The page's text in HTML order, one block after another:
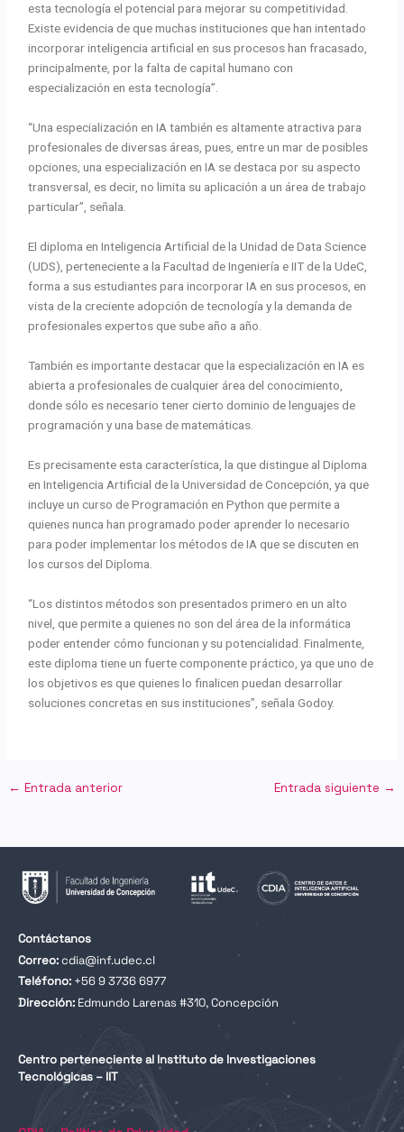
esta tecnología el potencial para mejorar su competitividad.
Existe evidencia de que muchas instituciones que han intentado
incorporar inteligencia artificial en sus procesos han fracasado,
principalmente, por la falta de capital humano con
especialización en esta tecnología”.
“Una especialización en IA también es altamente atractiva para
profesionales de diversas áreas, pues, entre un mar de posibles
opciones, una especialización en IA se destaca por su aspecto
transversal, es decir, no limita su aplicación a un área de trabajo
particular”, señala.
El diploma en Inteligencia Artificial de la Unidad de Data Science
(UDS), perteneciente a la Facultad de Ingeniería e IIT de la UdeC,
forma a sus estudiantes para incorporar IA en sus procesos, en
vista de la creciente adopción de tecnología y la demanda de
profesionales expertos que sube año a año.
También es importante destacar que la especialización en IA es
abierta a profesionales de cualquier área del conocimiento,
donde sólo es necesario tener cierto dominio de lenguajes de
programación y una base de matemáticas.
Es precisamente esta característica, la que distingue al Diploma
en Inteligencia Artificial de la Universidad de Concepción, ya que
incluye un curso de Programación en Python que permite a
quienes nunca han programado poder aprender lo necesario
para poder implementar los métodos de IA que se discuten en
los cursos del Diploma.
“Los distintos métodos son presentados primero en un alto
nivel, que permite a quienes no son del área de la informática
poder entender cómo funcionan y su potencialidad. Finalmente,
este diploma tiene un fuerte componente práctico, ya que uno de
los objetivos es que quienes lo finalicen puedan desarrollar
soluciones concretas en sus instituciones”, señala Godoy.
← Entrada anterior Entrada siguiente →
Contáctanos
Correo:cdia@inf.udec.cl
Teléfono: +56 9 3736 6977
Dirección: Edmundo Larenas #310, Concepción
Centro perteneciente al Instituto de Investigaciones
Tecnológicas – IIT